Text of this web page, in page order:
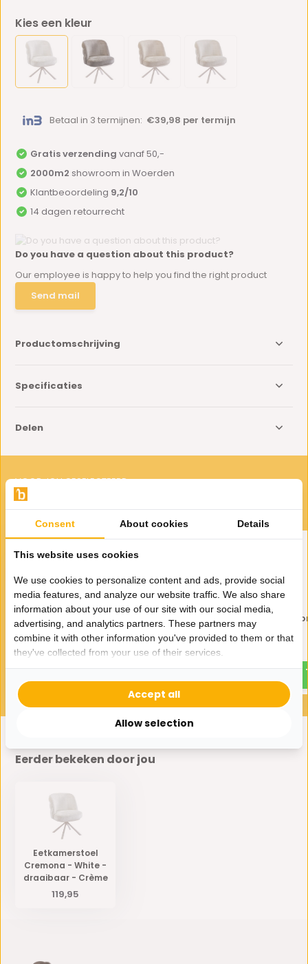
Kies een kleur
Betaal in 3 termijnen: €39,98 per termijn
Gratis verzending vanaf 50,-
2000m2 showroom in Woerden
Klantbeoordeling 9,2/10
14 dagen retourrecht
Do you have a question about this product?
Our employee is happy to help you find the right product
Send mail
Productomschrijving
Specificaties
Delen
VOOR JOU GESELECTEERD
Gerelateerde producten
Eetkamerstoel Cremona -
White - draaibaar - zwart
119,95
Eetkamerstoel
White - Black
Eerder bekeken door jou
Eetkamerstoel
Cremona - White -
draaibaar - Crème
119,95
Consent About cookies Details
This website uses cookies
We use cookies to personalize content and ads, provide social
media features, and analyze our website traffic. We also share
information about your use of our site with our social media,
advertising, and analytics partners. These partners may
combine it with other information you've provided to them or that
they've collected from your use of their services.
Allow selection
Accept all